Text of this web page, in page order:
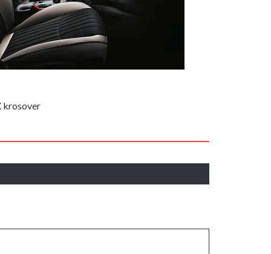
krosover